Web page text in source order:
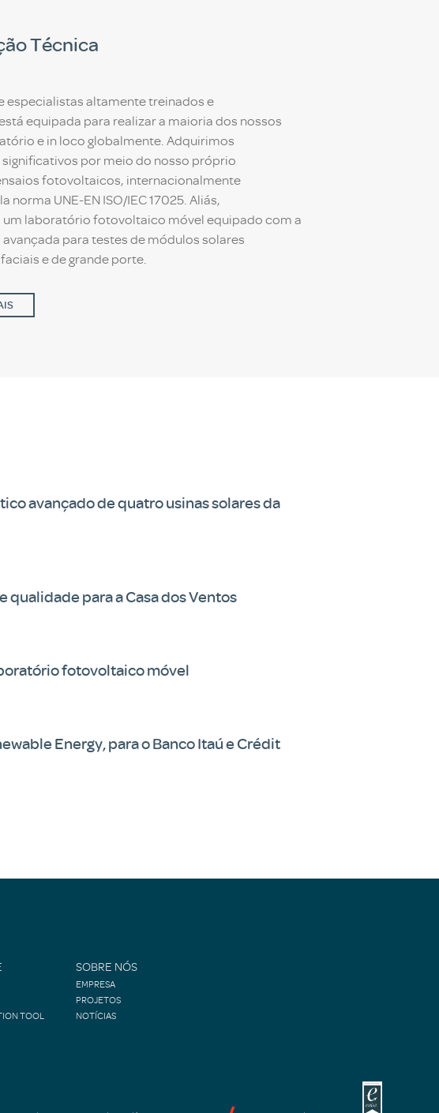
Técnica
especialistas altamente treinados e
equipada para realizar a maioria dos nossos
e in loco globalmente. Adquirimos
por meio do nosso próprio
fotovoltaicos, internacionalmente
norma UNE-EN ISO/IEC 17025. Aliás,
um laboratório fotovoltaico móvel equipado com a
para testes de módulos solares
e de grande porte.
avançado de quatro usinas solares da
para a Casa dos Ventos
fotovoltaico móvel
Energy, para o Banco Itaú e Crédit
TOOL
SOBRE NÓS
EMPRESA
PROJETOS
NOTÍCIAS